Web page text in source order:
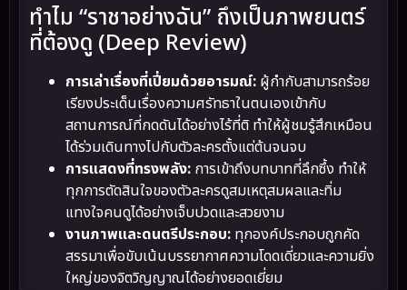
ทำไม “ราชาอย่างฉัน” ถึงเป็นภาพยนตร์
ที่ต้องดู (Deep Review)
การเล่าเรื่องที่เปี่ยมด้วยอารมณ์: ผู้กำกับสามารถร้อย
เรียงประเด็นเรื่องความศรัทธาในตนเองเข้ากับ
สถานการณ์ที่กดดันได้อย่างไร้ที่ติ ทำให้ผู้ชมรู้สึกเหมือน
ได้ร่วมเดินทางไปกับตัวละครตั้งแต่ต้นจนจบ
การแสดงที่ทรงพลัง: การเข้าถึงบทบาทที่ลึกซึ้ง ทำให้
ทุกการตัดสินใจของตัวละครดูสมเหตุสมผลและทิ่ม
แทงใจคนดูได้อย่างเจ็บปวดและสวยงาม
งานภาพและดนตรีประกอบ: ทุกองค์ประกอบถูกคัด
สรรมาเพื่อขับเน้นบรรยากาศความโดดเดี่ยวและความยิ่ง
ใหญ่ของจิตวิญญาณได้อย่างยอดเยี่ยม